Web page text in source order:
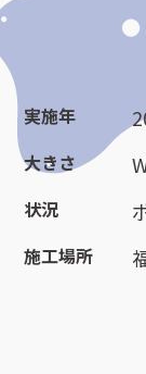
実施年
大きさ
状況
施工場所